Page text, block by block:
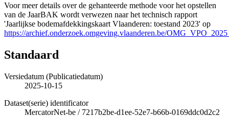
Voor meer details over de gehanteerde methode voor het opstellen
van de JaarBAK wordt verwezen naar het technisch rapport
'Jaarlijkse bodemafdekkingskaart Vlaanderen: toestand 2023' op
https://archief.onderzoek.omgeving.vlaanderen.be/
Standaard
Versiedatum (Publicatiedatum)
2025-10-15
Dataset(serie) identificator
MercatorNet-be / 7217b2be-d1ee-52e7-b66b-0169ddc0d2c2